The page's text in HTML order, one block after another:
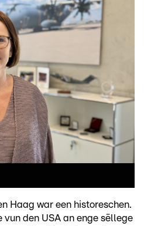
Haag war een historeschen.
vun den USA an enge sëllege